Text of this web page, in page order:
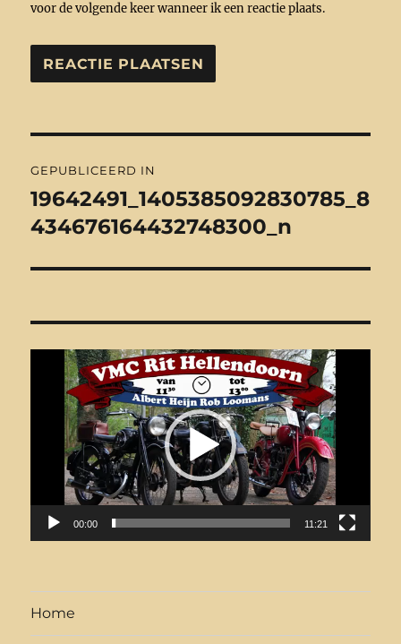
voor de volgende keer wanneer ik een reactie plaats.
navigatie
GEPUBLICEERD IN
19642491_1405385092830785_8
434676164432748300_n
Videospeler
00:00 11:21
Home